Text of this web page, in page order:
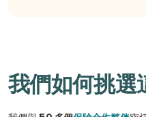
我們如何挑選